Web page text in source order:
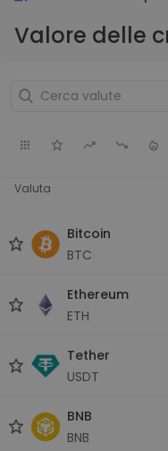
Valore delle
Valuta
Bitcoin
BTC
Ethereum
ETH
Tether
USDT
BNB
BNB